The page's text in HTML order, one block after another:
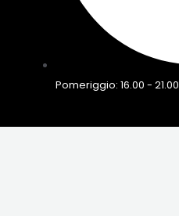
Pomeriggio: 16.00 - 21.00